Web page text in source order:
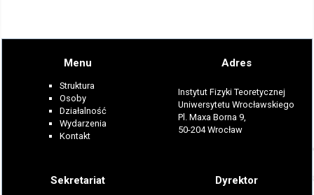
Menu
Struktura
Osoby
Działalność
Wydarzenia
Kontakt
Adres
Instytut Fizyki Teoretycznej
Uniwersytetu Wrocławskiego
Pl. Maxa Borna 9,
50-204 Wrocław
Sekretariat Dyrektor